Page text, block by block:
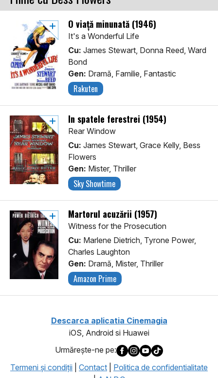
O viață minunată (1946)
It's a Wonderful Life
Cu: James Stewart, Donna Reed, Ward
Bond
Gen: Dramă, Familie, Fantastic
Rakuten
În spatele ferestrei (1954)
Rear Window
Cu: James Stewart, Grace Kelly, Bess
Flowers
Gen: Mister, Thriller
Sky Showtime
Martorul acuzării (1957)
Witness for the Prosecution
Cu: Marlene Dietrich, Tyrone Power,
Charles Laughton
Gen: Dramă, Mister, Thriller
Amazon Prime
Descarca aplicatia Cinemagia
iOS, Android si Huawei
Urmăreşte-ne pe:
Termeni şi condiţii
Contact
Politica de confidentialitate